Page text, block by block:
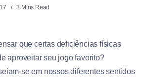
3 Mins Read
que certas deficiências físicas
aproveitar seu jogo favorito?
se em nossos diferentes sentidos